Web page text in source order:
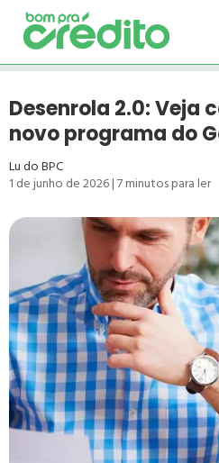
Desenrola 2.0: Veja
novo programa do
Lu do BPC
1 de junho de 2026|7minutos para ler